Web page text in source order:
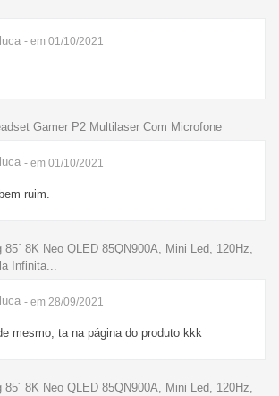
- em 01/10/2021
Gamer P2 Multilaser Com Microfone
- em 01/10/2021
ruim.
8K Neo QLED 85QN900A, Mini Led, 120Hz,
Infinita...
- em 28/09/2021
mesmo, ta na página do produto kkk
8K Neo QLED 85QN900A, Mini Led, 120Hz,